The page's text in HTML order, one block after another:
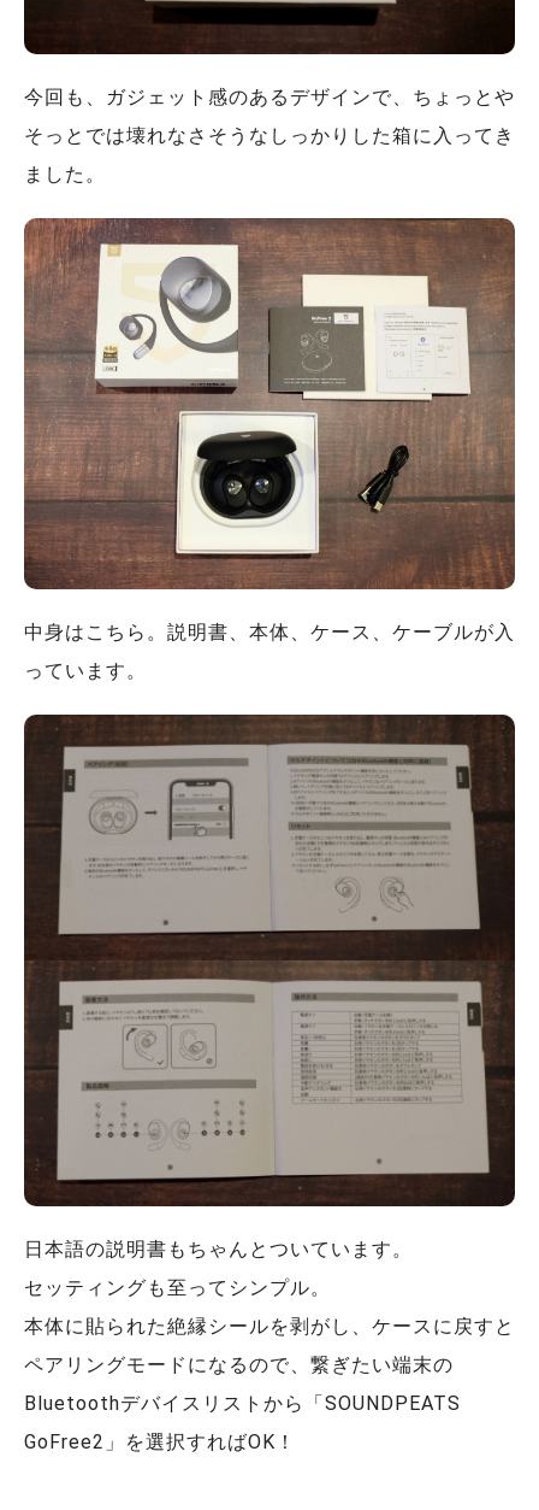
今回も、ガジェット感のあるデザインで、ちょっとや
そっとでは壊れなさそうなしっかりした箱に入ってき
ました。
中身はこちら。説明書、本体、ケース、ケーブルが入
っています。
日本語の説明書もちゃんとついています。
セッティングも至ってシンプル。
本体に貼られた絶縁シールを剥がし、ケースに戻すと
ペアリングモードになるので、繋ぎたい端末の
Bluetoothデバイスリストから「SOUNDPEATS
GoFree2」を選択すればOK！